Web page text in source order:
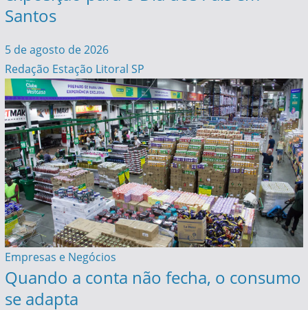
Santos
5 de agosto de 2026
Redação Estação Litoral SP
Empresas e Negócios
Quando a conta não fecha, o consumo
se adapta